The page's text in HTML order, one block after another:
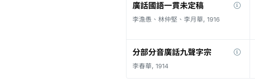
廣話國語一貫未定稿
李澹愚、林仲堅、李月華, 1916
分部分音廣話九聲字宗
李春華, 1914